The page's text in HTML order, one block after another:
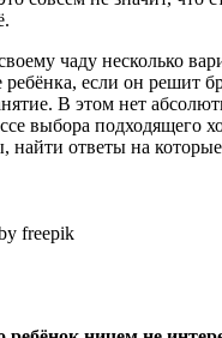
чаду несколько
если он решит
В этом нет
выбора подходящего
найти ответы на
freepik